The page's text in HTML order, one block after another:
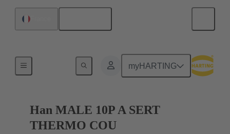
myHARTING
Intensités jusqu'à 16 A
Han MALE 10P A SERT
THERMO COU